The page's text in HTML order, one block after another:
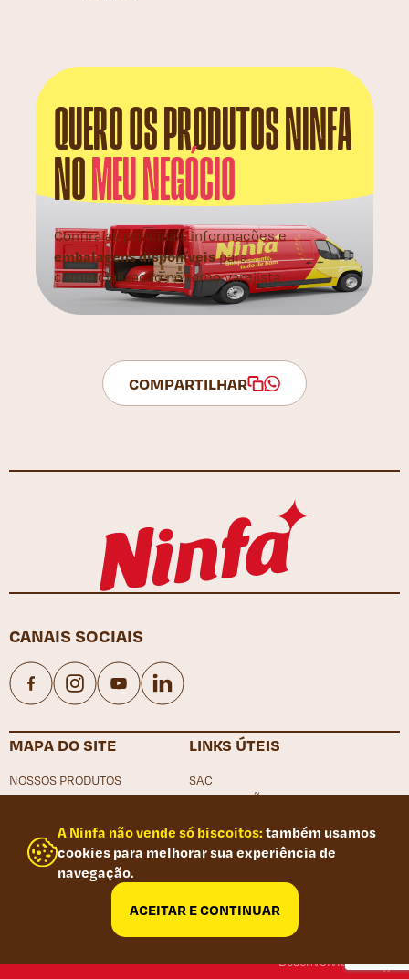
QUERO OS PRODUTOS NINFA
NOMEU NEGÓCIO
Confira as principais informações e
embalagens disponíveispara
comercialização no ramo varejista.
COMPARTILHAR
CANAIS SOCIAIS
MAPA DO SITE
NOSSOS PRODUTOS
NOSSAS RECEITAS
NINFA
CONTATO
LINKS ÚTEIS
SAC
LOCALIZAÇÃO
CANAL DE DENÚNCIA
POLÍTICA DE PRIVACIDADE
RELATÓRIO DE IGUALDADE SALARIAL
Desenvolvido por
A Ninfa não vende só biscoitos: também usamos
cookies para melhorar sua experiência de
navegação.
ACEITAR E CONTINUAR